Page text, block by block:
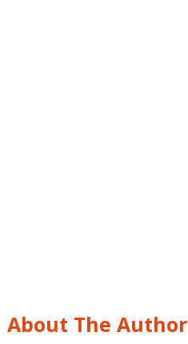
About The Author